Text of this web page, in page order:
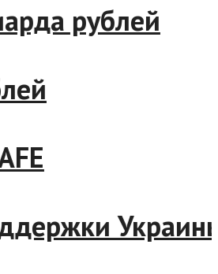
рублей
Украины